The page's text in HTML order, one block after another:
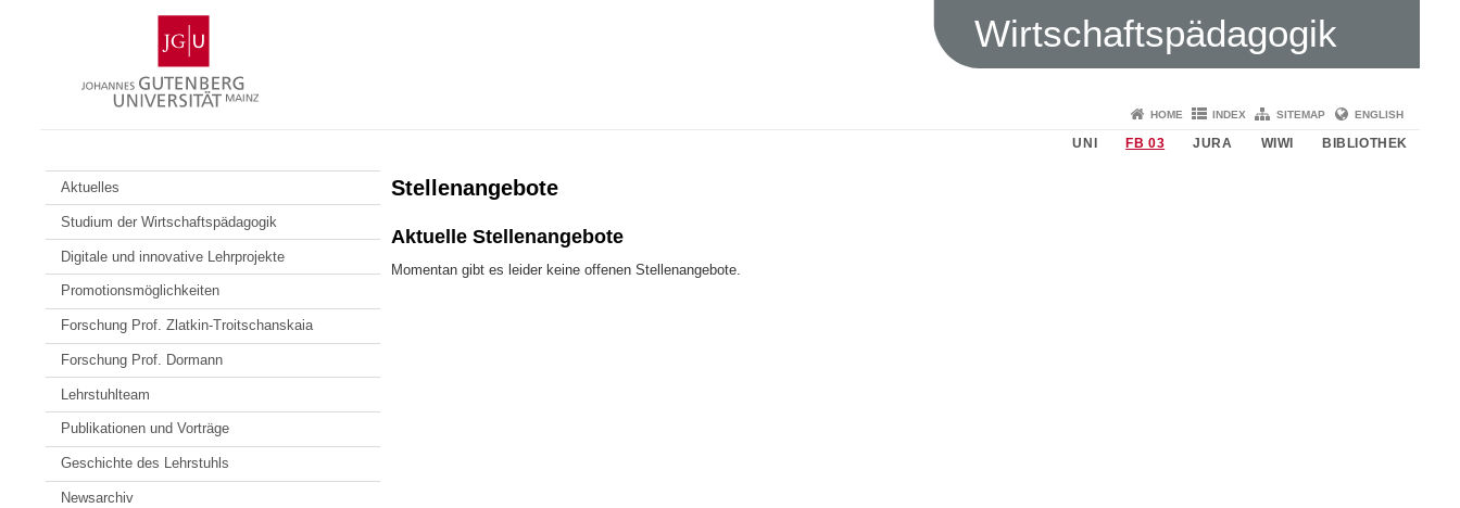
Gutenberg-
Universität
Mainz
Wirtschaftspädagogik
HOME INDEX SITEMAP ENGLISH
UNI FB 03 JURA WIWI BIBLIOTHEK
Aktuelles
Studium der Wirtschaftspädagogik
Digitale und innovative Lehrprojekte
Promotionsmöglichkeiten
Forschung Prof. Zlatkin-Troitschanskaia
Forschung Prof. Dormann
Lehrstuhlteam
Publikationen und Vorträge
Geschichte des Lehrstuhls
Newsarchiv
Stellenangebote
Aktuelle Stellenangebote
Momentan gibt es leider keine offenen Stellenangebote.